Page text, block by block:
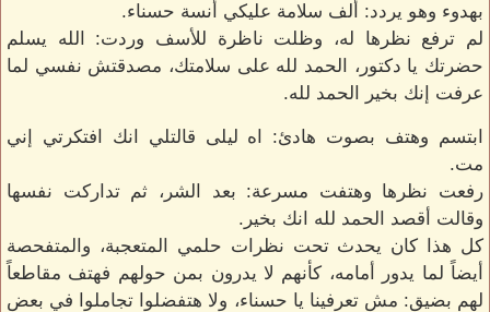
بهدوء وهو يردد: ألف سلامة عليكي أنسة حسناء.
لم ترفع نظرها له، وظلت ناظرة للأسف وردت: الله يسلم
حضرتك يا دكتور، الحمد لله على سلامتك، مصدقتش نفسي لما
عرفت إنك بخير الحمد لله.
ابتسم وهتف بصوت هادئ: اه ليلى قالتلي انك افتكرتي إني
مت.
رفعت نظرها وهتفت مسرعة: بعد الشر، ثم تداركت نفسها
وقالت أقصد الحمد لله انك بخير.
كل هذا كان يحدث تحت نظرات حلمي المتعجبة، والمتفحصة
أيضاً لما يدور أمامه، كأنهم لا يدرون بمن حولهم فهتف مقاطعاً
لهم بضيق: مش تعرفينا يا حسناء، ولا هتفضلوا تجاملوا في بعض